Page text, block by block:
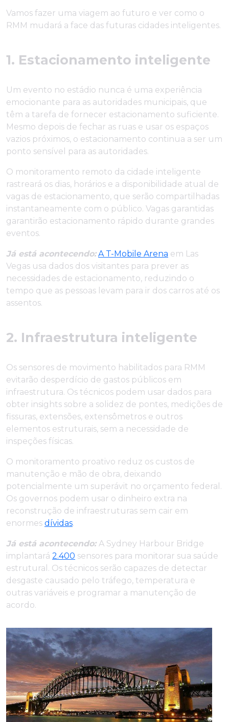
Vamos fazer uma viagem ao futuro e ver como o
RMM mudará a face das futuras cidades inteligentes.
1. Estacionamento inteligente
Um evento no estádio nunca é uma experiência
emocionante para as autoridades municipais, que
têm a tarefa de fornecer estacionamento suficiente.
Mesmo depois de fechar as ruas e usar os espaços
vazios próximos, o estacionamento continua a ser um
ponto sensível para as autoridades.
O monitoramento remoto da cidade inteligente
rastreará os dias, horários e a disponibilidade atual de
vagas de estacionamento, que serão compartilhadas
instantaneamente com o público. Vagas garantidas
garantirão estacionamento rápido durante grandes
eventos.
Já está acontecendo: A T-Mobile Arena em Las
Vegas usa dados dos visitantes para prever as
necessidades de estacionamento, reduzindo o
tempo que as pessoas levam para ir dos carros até os
assentos.
2. Infraestrutura inteligente
Os sensores de movimento habilitados para RMM
evitarão desperdício de gastos públicos em
infraestrutura. Os técnicos podem usar dados para
obter insights sobre a solidez de pontes, medições de
fissuras, extensões, extensômetros e outros
elementos estruturais, sem a necessidade de
inspeções físicas.
O monitoramento proativo reduz os custos de
manutenção e mão de obra, deixando
potencialmente um superávit no orçamento federal.
Os governos podem usar o dinheiro extra na
reconstrução de infraestruturas sem cair em
enormes dívidas.
Já está acontecendo: A Sydney Harbour Bridge
implantará 2.400 sensores para monitorar sua saúde
estrutural. Os técnicos serão capazes de detectar
desgaste causado pelo tráfego, temperatura e
outras variáveis e programar a manutenção de
acordo.